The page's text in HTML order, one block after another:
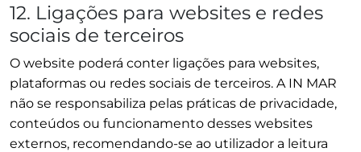
12. Ligações para websites e redes
sociais de terceiros
O website poderá conter ligações para websites,
plataformas ou redes sociais de terceiros. A IN MAR
não se responsabiliza pelas práticas de privacidade,
conteúdos ou funcionamento desses websites
externos, recomendando-se ao utilizador a leitura